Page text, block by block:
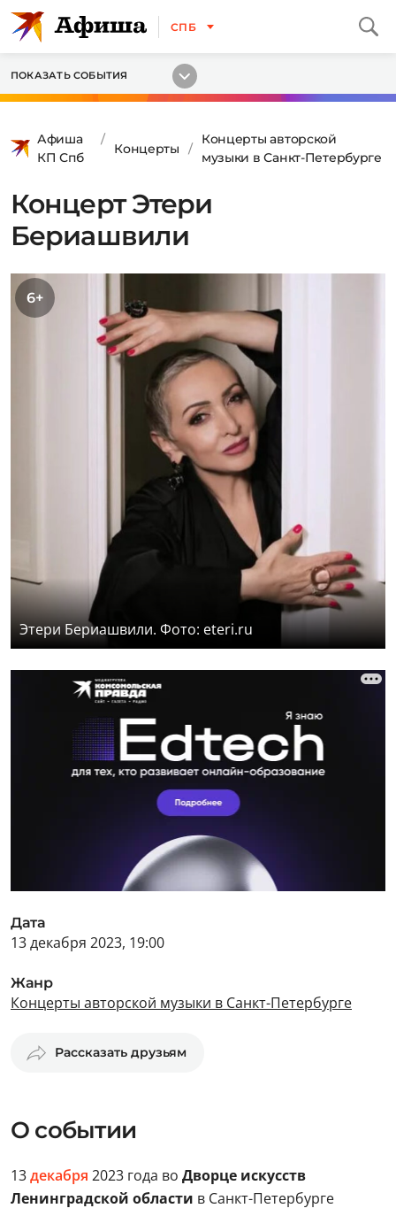
СПБ
ПОКАЗАТЬ СОБЫТИЯ
Афиша
КП Спб
Концерты
Концерты авторской
музыки в Санкт-Петербурге
Концерт Этери
Бериашвили
6+
Этери Бериашвили. Фото: eteri.ru
Дата
13 декабря 2023, 19:00
Жанр
Концерты авторской музыки в Санкт-Петербурге
Рассказать друзьям
О событии
13декабря 2023 года во Дворце искусств
Ленинградской области в Санкт-Петербурге